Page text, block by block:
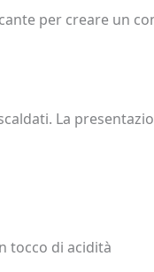
per creare un
La
tocco di acidità